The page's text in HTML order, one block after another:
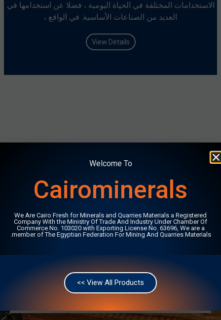
الاستخدامات المختلفة في الحياة اليومية ، فضلا عن استخدامها في
العديد من الصناعات الأساسية. في الواقع ،
View Details
تحتاج الى مساعدة بخصوص منتجاتنا؟ سوف نقدم لك المساعدة
تواصل معنا الآن
Welcome To
Cairominerals
We Are Cairo Fresh for Minerals and Quarries Materials a Registered
Company With the Ministry Of Trade And Industry Under Chamber Of
Commerce No. 103020 with Exporting License No. 63696, We are a
member of The Egyptian Federation For Mining And Quarries Materials.
View All Products >>